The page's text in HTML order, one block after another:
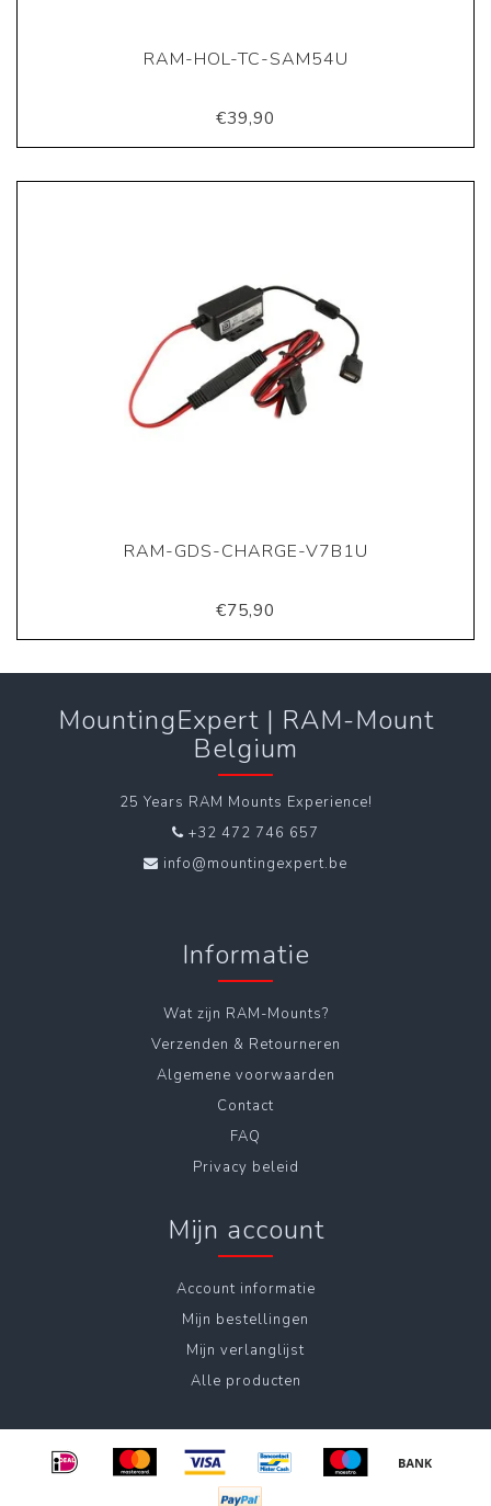
RAM-HOL-TC-SAM54U
€39,90
RAM-GDS-CHARGE-V7B1U
€75,90
MountingExpert | RAM-Mount
Belgium
25 Years RAM Mounts Experience!
+32 472 746 657
info@mountingexpert.be
Informatie
Wat zijn RAM-Mounts?
Verzenden & Retourneren
Algemene voorwaarden
Contact
FAQ
Privacy beleid
Mijn account
Account informatie
Mijn bestellingen
Mijn verlanglijst
Alle producten